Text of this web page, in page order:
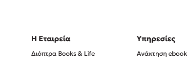
Η Εταιρεία
Διόπτρα Books & Life
Υπηρεσίες
Ανάκτηση